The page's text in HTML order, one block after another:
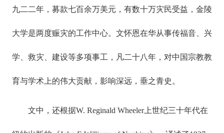
九二二年，募款七百余万美元，有数十万灾民受益，金陵
大学是两度赈灾的工作中心。文怀恩在华从事传福音、兴
学、救灾、建设等多项事工，凡二十八年，对中国宗教教
育与学术上的伟大贡献，影响深远，垂之青史。
文中，还根据W. Reginald Wheeler上世纪三十年代在